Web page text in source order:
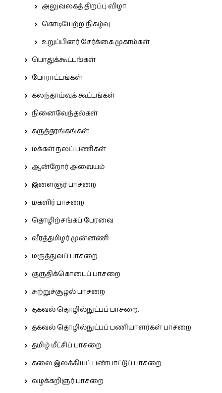
அலுவலகத் திறப்பு விழா
கொடியேற்ற நிகழ்வு
உறுப்பினர் சேர்க்கை முகாம்கள்
பொதுக்கூட்டங்கள்
போராட்டங்கள்
கலந்தாய்வுக் கூட்டங்கள்
நினைவேந்தல்கள்
கருத்தரங்கங்கள்
மக்கள் நலப் பணிகள்
ஆன்றோர் அவையம்
இளைஞர் பாசறை
மகளிர் பாசறை
தொழிற்சங்கப் பேரவை
வீரத்தமிழர் முன்னணி
மருத்துவப் பாசறை
குருதிக்கொடைப் பாசறை
சுற்றுச்சூழல் பாசறை
தகவல் தொழில்நுட்பப் பாசறை.
தகவல் தொழில்நுட்பப் பணியாளர்கள் பாசறை
தமிழ் மீட்சிப் பாசறை
கலை இலக்கியப் பண்பாட்டுப் பாசறை
வழக்கறிஞர் பாசறை